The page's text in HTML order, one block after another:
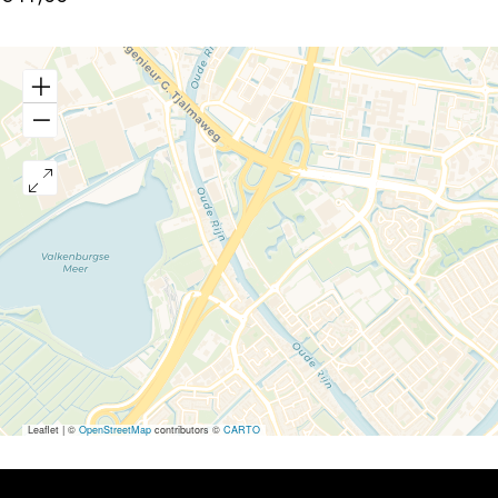
Leaflet |©OpenStreetMapcontributors © CARTO